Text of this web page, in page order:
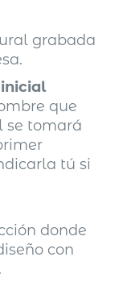
grabada
que
se tomará
tú si
donde
con